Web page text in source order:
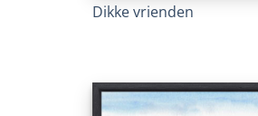
Dikke vrienden